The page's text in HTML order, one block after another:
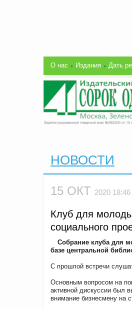
О нас Издания Дать
НОВОСТИ
15 ОКТ 2020 18:46
Клуб для
социального
Собрание клуба для
базе центральной
С прошлой встречи
Основным вопросом на
активной дискуссии был
внимание бизнесмену на